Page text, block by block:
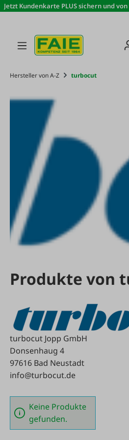
Zum Hauptinhalt springen
Jetzt Kundenkarte PLUS sichern und
Hersteller von A-Z turbocut
Produkte von
turbocut Jopp GmbH
Donsenhaug 4
97616 Bad Neustadt
info@turbocut.de
Keine Produkte
gefunden.